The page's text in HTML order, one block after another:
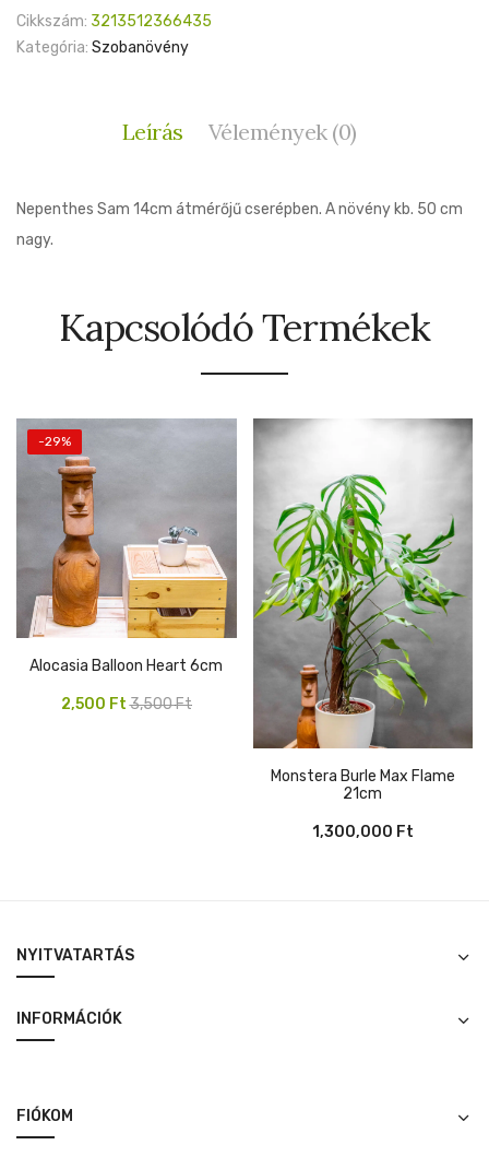
Cikkszám: 3213512366435
Kategória: Szobanövény
Leírás Vélemények (0)
Nepenthes Sam 14cm átmérőjű cserépben. A növény kb. 50 cm
nagy.
Kapcsolódó Termékek
-29%
Alocasia Balloon Heart 6cm
3,500Ft
Original
2,500 FtCurrent
Monstera Burle Max Flame
21cm
1,300,000 Ft
NYITVATARTÁS
INFORMÁCIÓK
FIÓKOM